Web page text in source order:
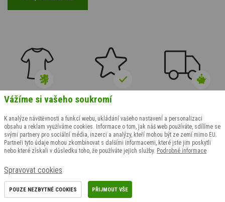
Opravdu české
výrobky
Prvotřídní
a originální
2 500 Kč zdarma
Zákaznický servis Důležité odkazy
Vážíme si vašeho soukromí
K analýze návštěvnosti a funkcí webu, ukládání vašeho nastavení a personalizaci
obsahu a reklam využíváme cookies. Informace o tom, jak náš web používáte, sdílíme se
svými partnery pro sociální média, inzerci a analýzy, kteří mohou být ze zemí mimo EU.
Partneři tyto údaje mohou zkombinovat s dalšími informacemi, které jste jim poskytli
nebo které získali v důsledku toho, že používáte jejich služby. Podrobné informace
Spravovat cookies
POUZE NEZBYTNÉ COOKIES PŘIJMOUT VŠE